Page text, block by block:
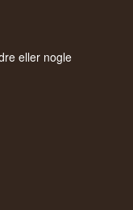
eller nogle